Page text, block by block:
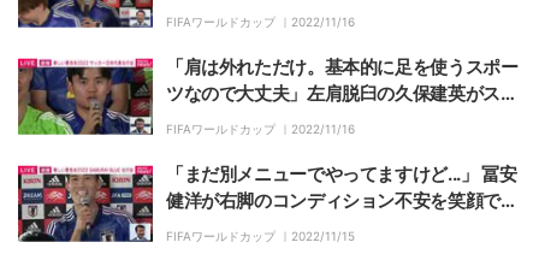
自信「いい準備をして臨みたい」
FIFAワールドカップ ｜ 2022/11/16
「肩は外れただけ。基本的に足を使うスポー
ツなので大丈夫」左肩脱臼の久保建英がスペ
イン戦に意気込み「真正面からぶつかってい
FIFAワールドカップ ｜ 2022/11/16
「まだ別メニューでやってますけど...」 冨安
健洋が右脚のコンディション不安を笑顔で一
蹴「思い切ってやりたい」
FIFAワールドカップ ｜ 2022/11/15